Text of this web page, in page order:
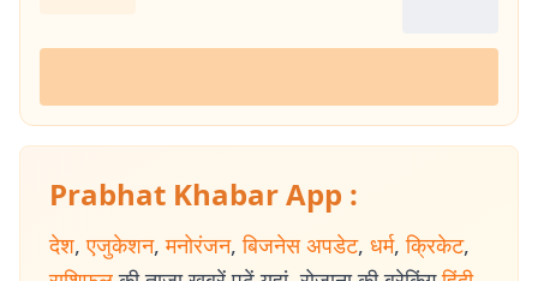
Prabhat Khabar App :
देश, एजुकेशन, मनोरंजन, बिजनेस अपडेट, धर्म, क्रिकेट,